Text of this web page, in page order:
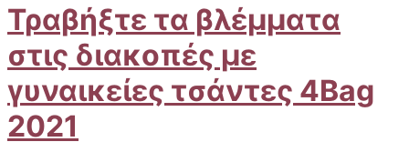
Τραβήξτε τα βλέμματα
στις διακοπές με
γυναικείες τσάντες 4Bag
2021